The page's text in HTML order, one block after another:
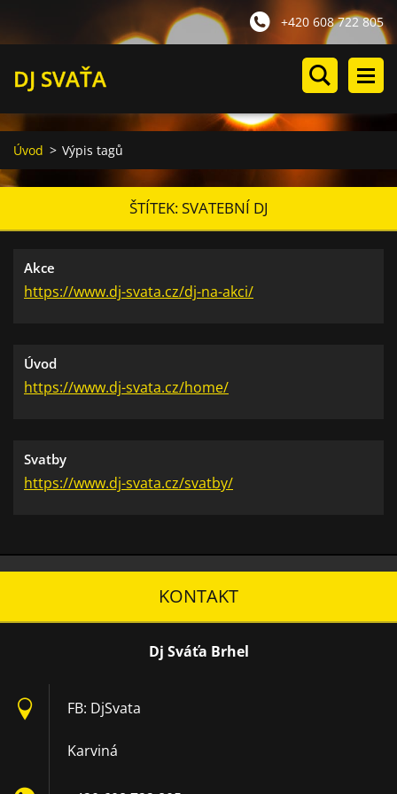
+420 608 722 805
DJ SVAŤA
Úvod > Výpis tagů
ŠTÍTEK: SVATEBNÍ DJ
Akce
https://www.dj-svata.cz/dj-na-akci/
Úvod
https://www.dj-svata.cz/home/
Svatby
https://www.dj-svata.cz/svatby/
KONTAKT
Dj Sváťa Brhel
FB: DjSvata
Karviná